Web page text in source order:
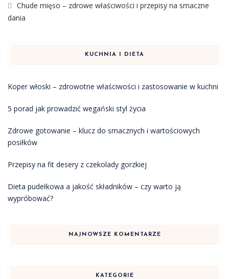
Chude mięso – zdrowe właściwości i przepisy na smaczne
dania
KUCHNIA I DIETA
Koper włoski – zdrowotne właściwości i zastosowanie w kuchni
5 porad jak prowadzić wegański styl życia
Zdrowe gotowanie – klucz do smacznych i wartościowych
posiłków
Przepisy na fit desery z czekolady gorzkiej
Dieta pudełkowa a jakość składników – czy warto ją
wypróbować?
NAJNOWSZE KOMENTARZE
KATEGORIE